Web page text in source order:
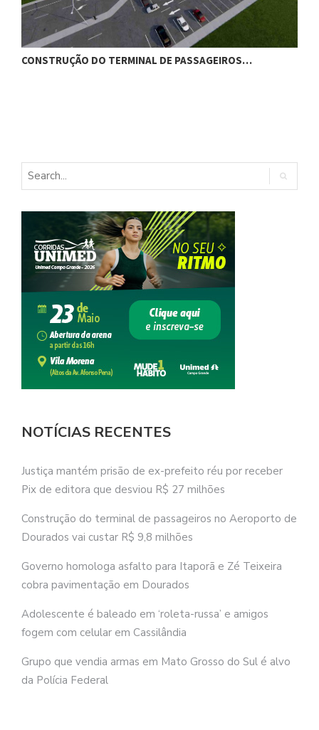
CONSTRUÇÃO DO TERMINAL DE PASSAGEIROS…
NOTÍCIAS RECENTES
Justiça mantém prisão de ex-prefeito réu por receber
Pix de editora que desviou R$ 27 milhões
Construção do terminal de passageiros no Aeroporto de
Dourados vai custar R$ 9,8 milhões
Governo homologa asfalto para Itaporã e Zé Teixeira
cobra pavimentação em Dourados
Adolescente é baleado em ‘roleta-russa’ e amigos
fogem com celular em Cassilândia
Grupo que vendia armas em Mato Grosso do Sul é alvo
da Polícia Federal